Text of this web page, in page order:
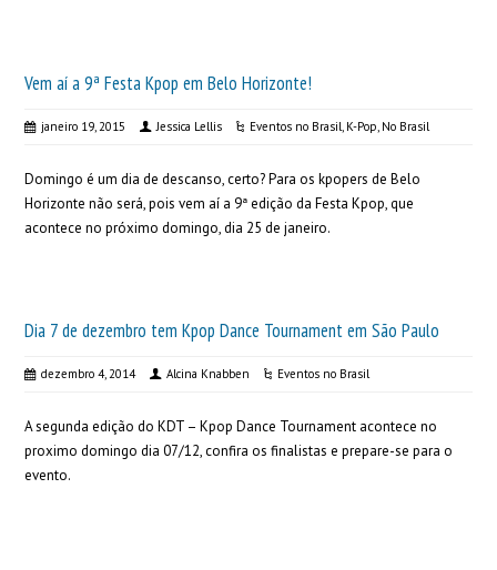
Vem aí a 9ª Festa Kpop em Belo Horizonte!
janeiro 19, 2015 Jessica Lellis Eventos no Brasil, K-Pop, No Brasil
Domingo é um dia de descanso, certo? Para os kpopers de Belo
Horizonte não será, pois vem aí a 9ª edição da Festa Kpop, que
acontece no próximo domingo, dia 25 de janeiro.
Dia 7 de dezembro tem Kpop Dance Tournament em São Paulo
dezembro 4, 2014 Alcina Knabben Eventos no Brasil
A segunda edição do KDT – Kpop Dance Tournament acontece no
proximo domingo dia 07/12, confira os finalistas e prepare-se para o
evento.